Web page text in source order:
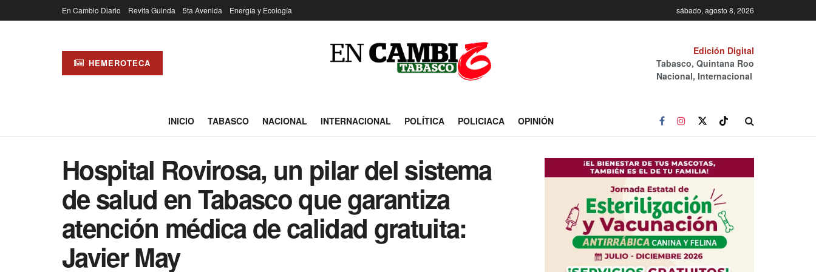
En Cambio Diario Revita Guinda 5ta Avenida Energía y Ecología sábado, agosto 8, 2026
HEMEROTECA
Edición Digital
Tabasco, Quintana Roo
Nacional, Internacional
INICIO TABASCO NACIONAL INTERNACIONAL POLÍTICA POLICIACA OPINIÓN
Hospital Rovirosa, un pilar del sistema
de salud en Tabasco que garantiza
atención médica de calidad gratuita:
Javier May